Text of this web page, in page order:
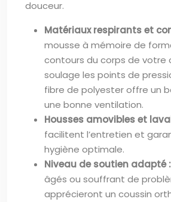
douceur.
Matériaux respirants et
mousse à mémoire de
contours du corps de votre
soulage les points de
fibre de polyester offre un
une bonne ventilation.
Housses amovibles et
facilitent l’entretien et
hygiène optimale.
Niveau de soutien adapté :
âgés ou souffrant de
apprécieront un coussin